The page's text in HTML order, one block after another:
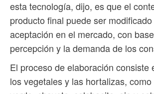
esta tecnología, dijo, es que el
producto final puede ser
aceptación en el mercado, con
percepción y la demanda de los
El proceso de elaboración consiste
los vegetales y las hortalizas,